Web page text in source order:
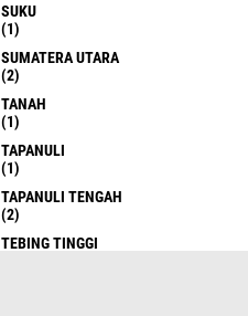
SUKU
(1)
SUMATERA UTARA
(2)
TANAH
(1)
TAPANULI
(1)
TAPANULI TENGAH
(2)
TEBING TINGGI